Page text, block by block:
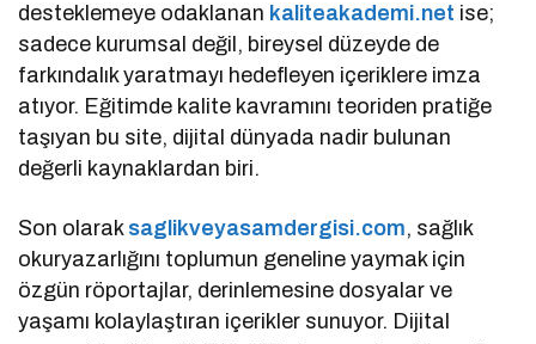
desteklemeye odaklanan kaliteakademi.net ise;
sadece kurumsal değil, bireysel düzeyde de
farkındalık yaratmayı hedefleyen içeriklere imza
atıyor. Eğitimde kalite kavramını teoriden pratiğe
taşıyan bu site, dijital dünyada nadir bulunan
değerli kaynaklardan biri.
Son olarak saglikveyasamdergisi.com, sağlık
okuryazarlığını toplumun geneline yaymak için
özgün röportajlar, derinlemesine dosyalar ve
yaşamı kolaylaştıran içerikler sunuyor. Dijital